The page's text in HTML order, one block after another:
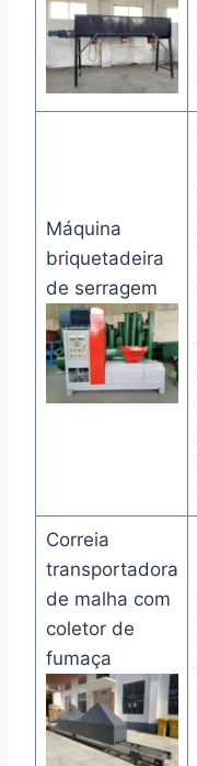
Máquina
briquetadeira
de serragem
Correia
transportadora
de malha com
coletor de
fumaça